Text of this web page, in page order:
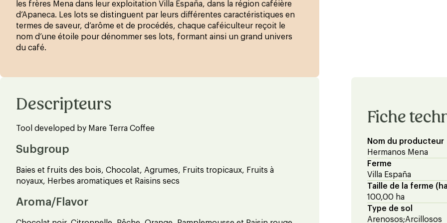
les frères Mena dans leur exploitation Villa España, dans la région caféière
d’Apaneca. Les lots se distinguent par leurs différentes caractéristiques en
termes de saveur, d’arôme et de procédés, chaque caféiculteur reçoit le
nom d’une étoile pour dénommer ses lots, formant ainsi un grand univers
du café.
Descripteurs
Tool developed by Mare Terra Coffee
Subgroup
Baies et fruits des bois, Chocolat, Agrumes, Fruits tropicaux, Fruits à
noyaux, Herbes aromatiques et Raisins secs
Aroma/Flavor
Fiche
Nom du producteur
Hermanos Mena
Ferme
Villa España
Taille de la ferme
100,00 ha
Type de sol
Arenosos;Arcillosos